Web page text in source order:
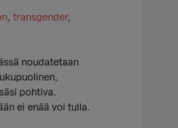
, transgender,
noudatetaan
pohtiva.
ei enää voi tulla.